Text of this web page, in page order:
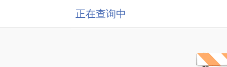
正在查询中